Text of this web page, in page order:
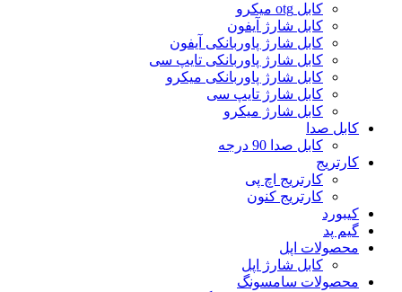
کابل otg میکرو
کابل شارژ آیفون
کابل شارژ پاوربانکی آیفون
کابل شارژ پاوربانکی تایپ سی
کابل شارژ پاوربانکی میکرو
کابل شارژ تایپ سی
کابل شارژ میکرو
کابل صدا
کابل صدا 90 درجه
کارتریج
کارتریج اچ پی
کارتریج کنون
کیبورد
گیم پد
محصولات اپل
کابل شارژ اپل
محصولات سامسونگ